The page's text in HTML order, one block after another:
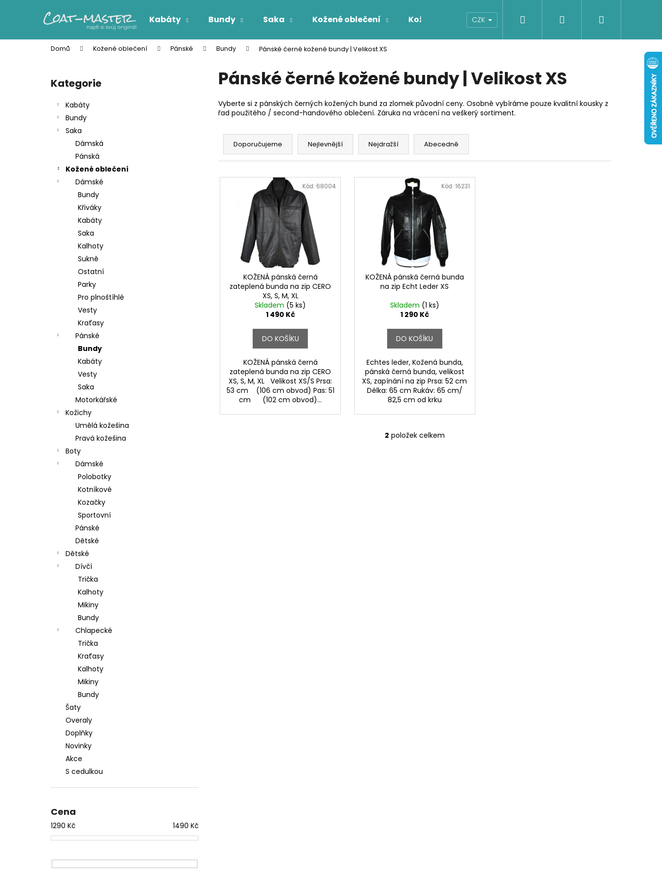
Kabáty Bundy Saka Kožené oblečení Kožichy Boty Dětské
CZK Přihlášení
Domů Kožené oblečení Pánské Bundy Pánské černé kožené bundy | Velikost XS
Přeskočit
kategorie
Kategorie
Kabáty
Bundy
Saka
Dámská
Pánská
Kožené oblečení
Dámské
Bundy
Křiváky
Kabáty
Saka
Kalhoty
Sukně
Ostatní
Parky
Pro plnoštíhlé
Vesty
Kraťasy
Pánské
Bundy
Kabáty
Vesty
Saka
Motorkářské
Kožichy
Umělá kožešina
Pravá kožešina
Boty
Dámské
Polobotky
Kotníkové
Kozačky
Sportovní
Pánské
Dětské
Dětské
Dívčí
Trička
Kalhoty
Mikiny
Bundy
Chlapecké
Trička
Kraťasy
Kalhoty
Mikiny
Bundy
Šaty
Overaly
Doplňky
Novinky
Akce
S cedulkou
Cena
1290 Kč 1490 Kč
Pánské černé kožené bundy | Velikost XS
Vyberte si z pánských černých kožených bund za zlomek původní ceny. Osobně vybíráme pouze kvalitní kousky z
řad použitého / second-handového oblečení. Záruka na vrácení na veškerý sortiment.
Ř
z
Doporučujeme Nejlevnější Nejdražší Abecedně
V
KOŽENÁ pánská černá
zateplená bunda na zip CERO
XS, S, M, XL
Skladem (5 ks)
1 490 Kč
DO KOŠÍKU
KOŽENÁ pánská černá
zateplená bunda na zip CERO
XS, S, M, XL Velikost XS/S Prsa:
53 cm (106 cm obvod) Pas: 51
cm (102 cm obvod)...
Kód: 68004
KOŽENÁ pánská černá bunda
na zip Echt Leder XS
Skladem (1 ks)
1 290 Kč
DO KOŠÍKU
Echtes leder, Kožená bunda,
pánská černá bunda, velikost
XS, zapínání na zip Prsa: 52 cm
Délka: 65 cm Rukáv: 65 cm/
82,5 cm od krku
Kód: 16231
O
2 položek celkem
í
Zpět
do
obchodu
Zpět
do
obchodu
Co potřebujete najít?